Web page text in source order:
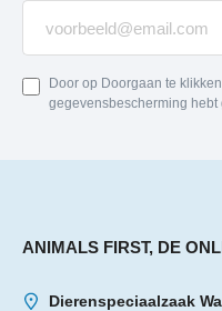
Door op Doorgaan te
gegevensbescherming
ANIMALS FIRST, DE
Dierenspeciaalzaak